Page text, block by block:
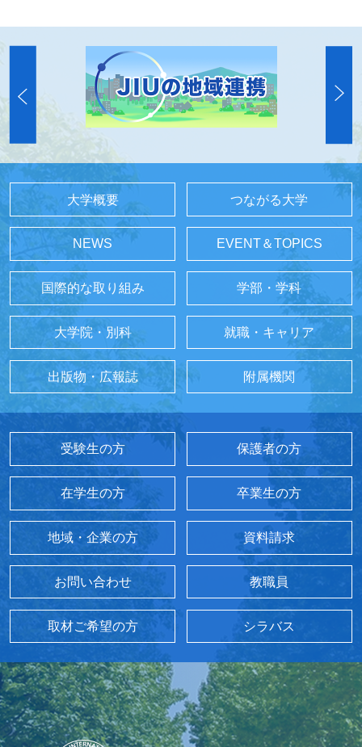
大学概要 つながる大学
NEWS EVENT＆TOPICS
国際的な取り組み 学部・学科
大学院・別科 就職・キャリア
出版物・広報誌 附属機関
受験生の方 保護者の方
在学生の方 卒業生の方
地域・企業の方 資料請求
お問い合わせ 教職員
取材ご希望の方 シラバス